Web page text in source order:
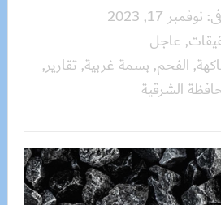
فى: نوفمبر 17, 2023
, عاجل
, الفحم, بسمة غربية, تقارير,
الشرقية